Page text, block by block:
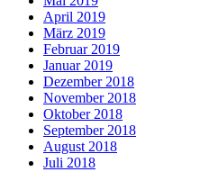
April 2019
März 2019
Februar 2019
Januar 2019
Dezember 2018
November 2018
Oktober 2018
September 2018
August 2018
Juli 2018